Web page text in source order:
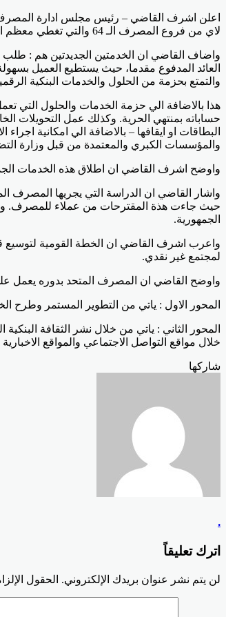
لاي من فروع المصرف الـ 64 والتي تغطي معظم انحاء الجمهورية. وذلك بهدف التسهيل علي العملاء وتوسيع قاعدة الشمول المالي.
واضاف القاضي ان الخدمتين الجديدتين هم : طلب
والتمتع بحزمة من الحلول والخدمات البنكية
حساباته بمنتهي الحرية. وكذلك عمل التحويلات
والمؤسسات الكبري والمعتمدة من قبل وزارة
واوضح اشرف القاضي ان اطلاق هذه الخدمات
واشار القاضي ان الدراسة التي يجريها المصرف
حيث جاءت هذة المقترحات من عملاء للمصرف.
الجمهورية.
واعرب اشرف القاضي ان الخطة القومية لتوسيع
لمجتمع غير نقدي.
واوضح القاضي ان المصرف المتحد بدوره يعمل
المحور الاول : ياتي من التطوير المستمر وطرح
المحور الثاني : ياتي من خلال نشر الثقافة
خلال مواقع التواصل الاجتماعي والمواقع الاخبارية
فيسبوك
‫X
لينكدإن
بينتيريست
Odnoklassniki
‫Pocket
شاركها
.
اترك تعليقاً
لن يتم نشر عنوان بريدك الإلكتروني. الحقول